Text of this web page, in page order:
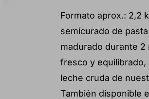
Formato aprox.: 2,2
semicurado de
madurado durante 2
fresco y equilibrado,
leche cruda de
También disponible